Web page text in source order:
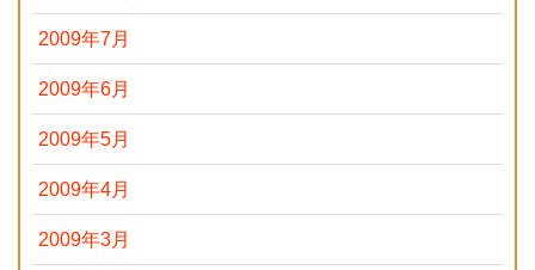
2009年7月
2009年6月
2009年5月
2009年4月
2009年3月